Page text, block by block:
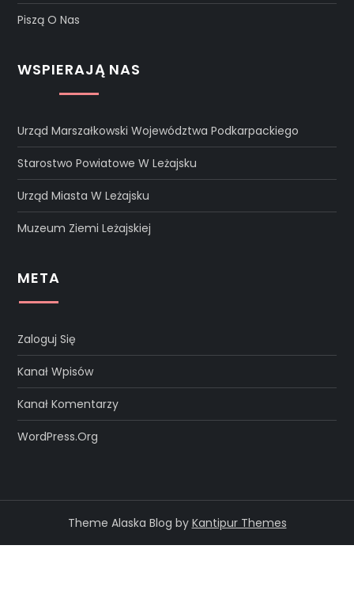
Piszą O Nas
WSPIERAJĄ NAS
Urząd Marszałkowski Województwa Podkarpackiego
Starostwo Powiatowe W Leżajsku
Urząd Miasta W Leżajsku
Muzeum Ziemi Leżajskiej
META
Zaloguj Się
Kanał Wpisów
Kanał Komentarzy
WordPress.org
Theme Alaska Blog by Kantipur Themes